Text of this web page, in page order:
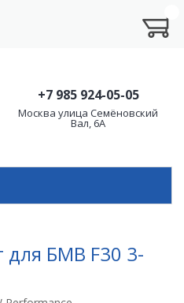
+7 985 924-05-05
Москва улица Семёновский
Вал, 6А
БМВ F30 3-